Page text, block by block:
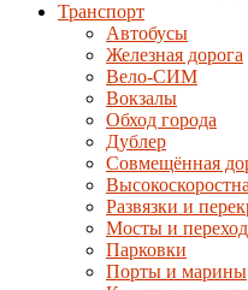
Транспорт
Автобусы
Железная дорога
Вело-СИМ
Вокзалы
Обход города
Дублер
Совмещённая
Развязки и
Мосты и
Парковки
Порты и марины